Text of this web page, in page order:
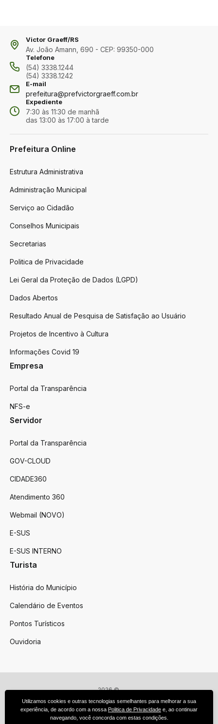
Victor Graeff/RS
Av. João Amann, 690 - CEP: 99350-000
Telefone
(54) 3338.1244
(54) 3338.1242
E-mail
prefeitura@prefvictorgraeff.com.br
Expediente
7:30 às 11:30 de manhã
das 13:00 às 17:00 à tarde
Prefeitura Online
Estrutura Administrativa
Administração Municipal
Serviço ao Cidadão
Conselhos Municipais
Secretarias
Politica de Privacidade
Lei Geral da Proteção de Dados (LGPD)
Dados Abertos
Resultado Anual de Pesquisa de Satisfação ao Usuário
Projetos de Incentivo à Cultura
Informações Covid 19
Empresa
Portal da Transparência
NFS-e
Servidor
Portal da Transparência
GOV-CLOUD
CIDADE360
Atendimento 360
Webmail (NOVO)
E-SUS
E-SUS INTERNO
Turista
História do Município
Calendário de Eventos
Pontos Turísticos
Ouvidoria
2026 ©
Todos os direitos reservados.
Feito por upside.rs
Utilizamos cookies e outras tecnologias semelhantes para melhorar a sua
experiência, de acordo com a nossa Politica de Privacidade e, ao continuar
navegando, você concorda com estas condições.